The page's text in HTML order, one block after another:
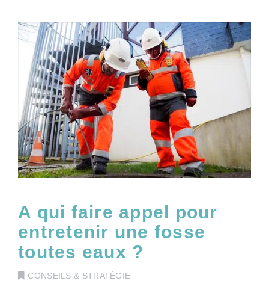
A qui faire appel pour
entretenir une fosse
toutes eaux ?
CONSEILS & STRATÉGIE